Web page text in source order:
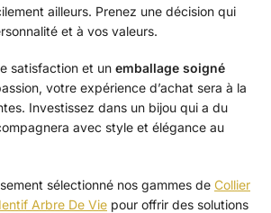
ailleurs. Prenez une décision qui
et à vos valeurs.
satisfaction et un emballage soigné
votre expérience d’achat sera à la
Investissez dans un bijou qui a du
avec style et élégance au
sélectionné nos gammes de Collier
Arbre De Vie pour offrir des solutions